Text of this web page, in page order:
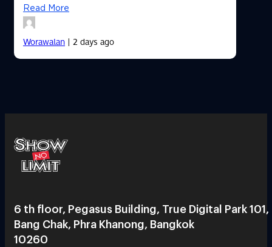
Read More
Worawalan| 2 days ago
6 th floor, Pegasus Building, True Digital Park 101,
Bang Chak, Phra Khanong, Bangkok
10260